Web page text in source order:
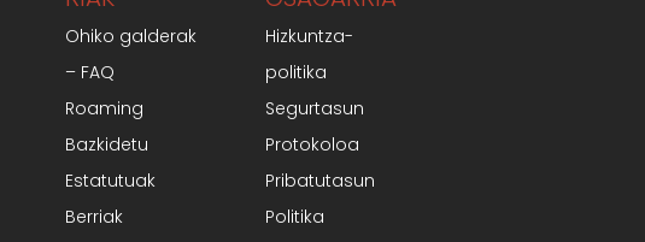
Ohiko galderak
– FAQ
Roaming
Bazkidetu
Estatutuak
Berriak
Hizkuntza-
politika
Segurtasun
Protokoloa
Pribatutasun
Politika